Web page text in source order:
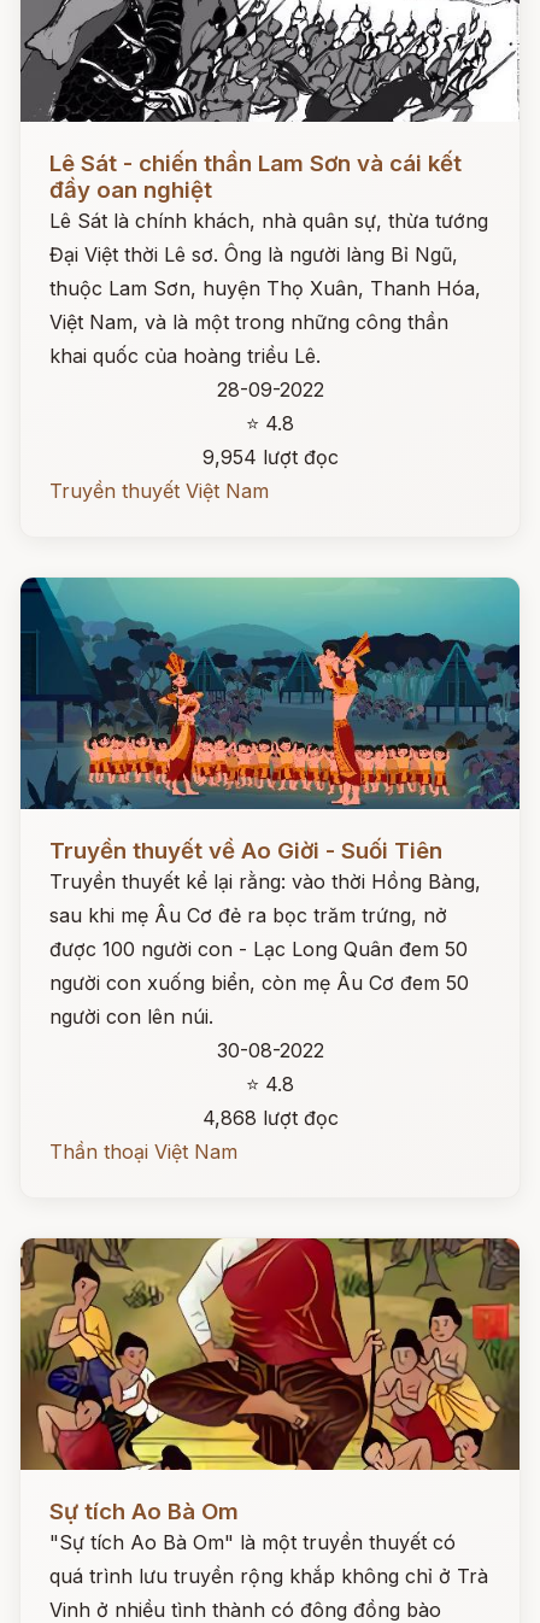
Lê Sát - chiến thần Lam Sơn và cái kết
đầy oan nghiệt
Lê Sát là chính khách, nhà quân sự, thừa tướng
Đại Việt thời Lê sơ. Ông là người làng Bỉ Ngũ,
thuộc Lam Sơn, huyện Thọ Xuân, Thanh Hóa,
Việt Nam, và là một trong những công thần
khai quốc của hoàng triều Lê.
28-09-2022
⭐ 4.8
9,954 lượt đọc
Truyền thuyết Việt Nam
Đọc ngay
Truyền thuyết về Ao Giời - Suối Tiên
Truyền thuyết kể lại rằng: vào thời Hồng Bàng,
sau khi mẹ Âu Cơ đẻ ra bọc trăm trứng, nở
được 100 người con - Lạc Long Quân đem 50
người con xuống biển, còn mẹ Âu Cơ đem 50
người con lên núi.
30-08-2022
⭐ 4.8
4,868 lượt đọc
Thần thoại Việt Nam
Sự tích Ao Bà Om
"Sự tích Ao Bà Om" là một truyền thuyết có
quá trình lưu truyền rộng khắp không chỉ ở Trà
Vinh ở nhiều tình thành có đông đồng bào